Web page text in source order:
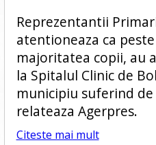
Reprezentantii
atentioneaza ca
majoritatea copii, au
la Spitalul Clinic de
municipiu suferind
relateaza Agerpres.
Citeste mai mult